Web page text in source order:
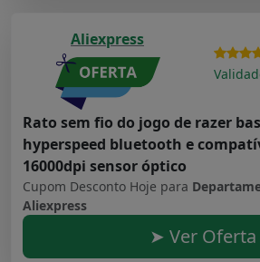
Aliexpress
Rato sem fio do jogo de razer
hyperspeed bluetooth e
16000dpi sensor óptico
Cupom Desconto Hoje para
Aliexpress
➤ Ver Oferta